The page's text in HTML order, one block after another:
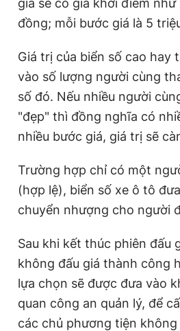
đồng; mỗi bước giá là 5
Giá trị của biển số cao hay
vào số lượng người cùng
số đó. Nếu nhiều người
"đẹp" thì đồng nghĩa có
nhiều bước giá, giá trị sẽ
Trường hợp chỉ có một
(hợp lệ), biển số xe ô tô
chuyển nhượng cho người
Sau khi kết thúc phiên đấu
không đấu giá thành công
lựa chọn sẽ được đưa vào
quan công an quản lý, để
các chủ phương tiện